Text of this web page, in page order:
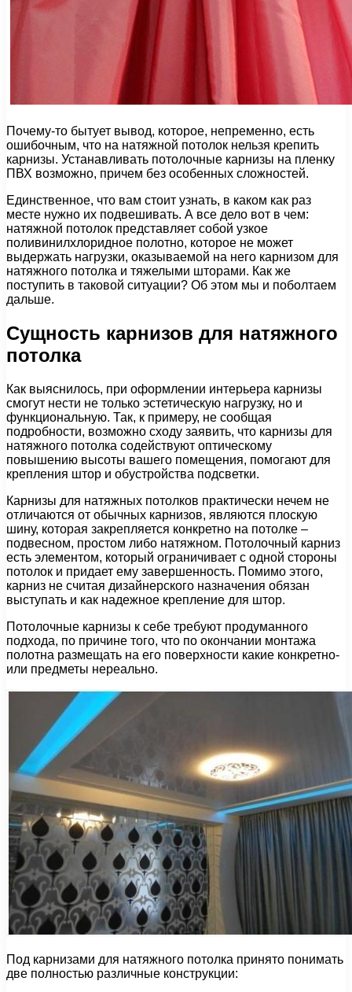
Почему-то бытует вывод, которое, непременно, есть
ошибочным, что на натяжной потолок нельзя крепить
карнизы. Устанавливать потолочные карнизы на пленку
ПВХ возможно, причем без особенных сложностей.
Единственное, что вам стоит узнать, в каком как раз
месте нужно их подвешивать. А все дело вот в чем:
натяжной потолок представляет собой узкое
поливинилхлоридное полотно, которое не может
выдержать нагрузки, оказываемой на него карнизом для
натяжного потолка и тяжелыми шторами. Как же
поступить в таковой ситуации? Об этом мы и поболтаем
дальше.
Сущность карнизов для натяжного
потолка
Как выяснилось, при оформлении интерьера карнизы
смогут нести не только эстетическую нагрузку, но и
функциональную. Так, к примеру, не сообщая
подробности, возможно сходу заявить, что карнизы для
натяжного потолка содействуют оптическому
повышению высоты вашего помещения, помогают для
крепления штор и обустройства подсветки.
Карнизы для натяжных потолков практически нечем не
отличаются от обычных карнизов, являются плоскую
шину, которая закрепляется конкретно на потолке –
подвесном, простом либо натяжном. Потолочный карниз
есть элементом, который ограничивает с одной стороны
потолок и придает ему завершенность. Помимо этого,
карниз не считая дизайнерского назначения обязан
выступать и как надежное крепление для штор.
Потолочные карнизы к себе требуют продуманного
подхода, по причине того, что по окончании монтажа
полотна размещать на его поверхности какие конкретно-
или предметы нереально.
Под карнизами для натяжного потолка принято понимать
две полностью различные конструкции: